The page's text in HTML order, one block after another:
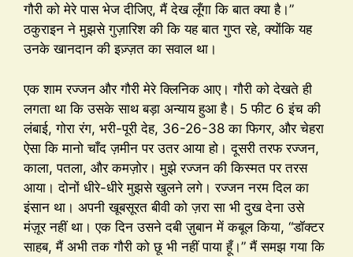
गौरी को मेरे पास भेज दीजिए, मैं देख लूँगा कि बात क्या है।”
ठकुराइन ने मुझसे गुज़ारिश की कि यह बात गुप्त रहे, क्योंकि यह
उनके खानदान की इज़्ज़त का सवाल था।
एक शाम रज्जन और गौरी मेरे क्लिनिक आए। गौरी को देखते ही
लगता था कि उसके साथ बड़ा अन्याय हुआ है। 5 फीट 6 इंच की
लंबाई, गोरा रंग, भरी-पूरी देह, 36-26-38 का फिगर, और चेहरा
ऐसा कि मानो चाँद ज़मीन पर उतर आया हो। दूसरी तरफ रज्जन,
काला, पतला, और कमज़ोर। मुझे रज्जन की किस्मत पर तरस
आया। दोनों धीरे-धीरे मुझसे खुलने लगे। रज्जन नरम दिल का
इंसान था। अपनी खूबसूरत बीवी को ज़रा सा भी दुख देना उसे
मंज़ूर नहीं था। एक दिन उसने दबी ज़ुबान में कबूल किया, “डॉक्टर
साहब, मैं अभी तक गौरी को छू भी नहीं पाया हूँ।” मैं समझ गया कि